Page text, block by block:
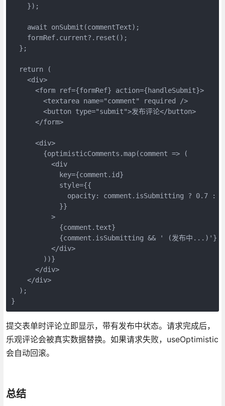
    });
    await onSubmit(commentText);
    formRef.current?.reset();
  };
  return (
    <div>
      <form ref={formRef} action={handleSubmit}>
        <textarea name="comment" required />
        <button type="submit">发布评论</button>
      </form>
      <div>
        {optimisticComments.map(comment => (
          <div
            key={comment.id}
            style={{
opacity: comment.isSubmitting ? 0.7 :
            }}
          >
            {comment.text}
            {comment.isSubmitting && ' (发布中...)'}
          </div>
        ))}
      </div>
    </div>
  );
}
提交表单时评论立即显示，带有发布中状态。请求完成后，
乐观评论会被真实数据替换。如果请求失败，useOptimistic
会自动回滚。
总结